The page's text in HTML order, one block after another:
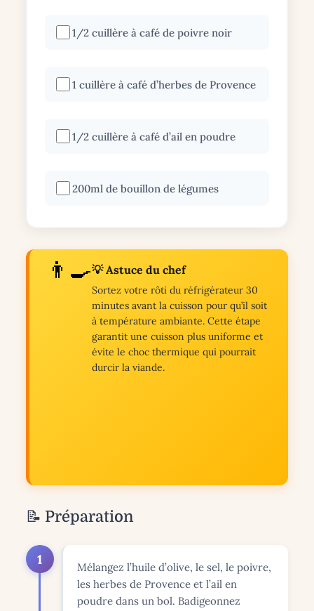
1/2 cuillère à café de poivre noir
1 cuillère à café d’herbes de Provence
1/2 cuillère à café d’ail en poudre
200ml de bouillon de légumes
👨‍🍳💡 Astuce du chef
Sortez votre rôti du réfrigérateur 30
minutes avant la cuisson pour qu’il soit
à température ambiante. Cette étape
garantit une cuisson plus uniforme et
évite le choc thermique qui pourrait
durcir la viande.
📝 Préparation
1
Mélangez l’huile d’olive, le sel, le poivre,
les herbes de Provence et l’ail en
poudre dans un bol. Badigeonnez